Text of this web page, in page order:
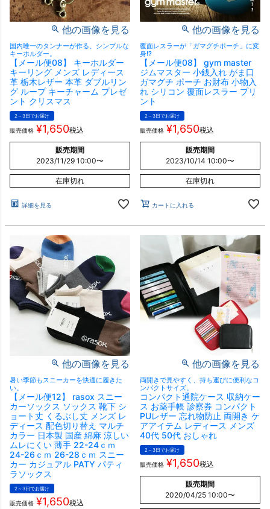
他の画像を見る
国内唯一のタンナーが作る、シンプルな
キーホルダー。
【メール便08】 キーホルダー
キーリング メンズ レディース
革 栃木レザー 本革 ダブルリン
グ ループ キーチャーム プレゼ
ント クリスマス
2～3日でお届け
販売価格 ¥1,650税込
販売期間
2023/11/29 10:00〜
在庫切れ
詳細を見る
他の画像を見る
覆面レスラーが「ガマグチポーチ」に変
身!?
【メール便08】 gym master
ジムマスター 小銭入れ がま口
ガマグチ ポーチ お財布 小物入
れ シリコン 覆面レスラー プリ
ント
2～3日でお届け
販売価格 ¥1,650税込
販売期間
2023/10/14 10:00〜
在庫切れ
カートに入れる
他の画像を見る
暑い季節もスニーカーを快適に履きた
い。
【メール便12】 rasox スニー
カーソックス ソックス 靴下 シ
ョート丈 くるぶし丈 メンズ レ
ディース 配色切り替え マルチ
カラー 日本製 国産 綿麻 涼しい
ムレにくい 薄手 22-24ｃｍ
24-26ｃｍ 26-28ｃｍ スニー
カー カジュアル PATY パティ
ラソックス
2～3日でお届け
販売価格 ¥1,650税込
他の画像を見る
両開きで見やすく、持ち運びに便利なコ
ンパクトサイズ。
コンパクト通院ケース 収納ケー
ス お薬手帳 診察券 コンパクト
PUレザー 忘れ物防止 両開き ケ
アアイテム レディース メンズ
40代 50代 おしゃれ
2～3日でお届け
販売価格 ¥1,650税込
販売期間
2020/04/25 10:00〜